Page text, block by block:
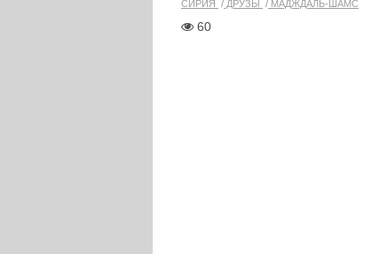
СИРИЯ ДРУЗЫ МАДЖДАЛЬ-ШАМС
60